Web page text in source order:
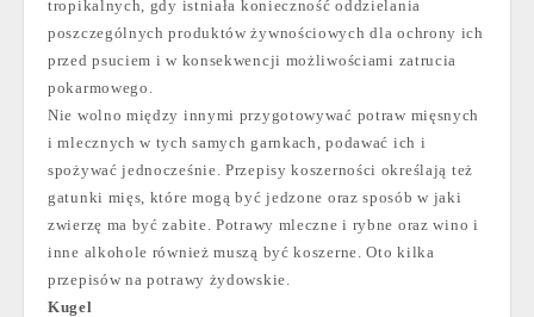
tropikalnych, gdy istniała konieczność oddzielania
poszczególnych produktów żywnościowych dla ochrony ich
przed psuciem i w konsekwencji możliwościami zatrucia
pokarmowego.
Nie wolno między innymi przygotowywać potraw mięsnych
i mlecznych w tych samych garnkach, podawać ich i
spożywać jednocześnie. Przepisy koszerności określają też
gatunki mięs, które mogą być jedzone oraz sposób w jaki
zwierzę ma być zabite. Potrawy mleczne i rybne oraz wino i
inne alkohole również muszą być koszerne. Oto kilka
przepisów na potrawy żydowskie.
Kugel